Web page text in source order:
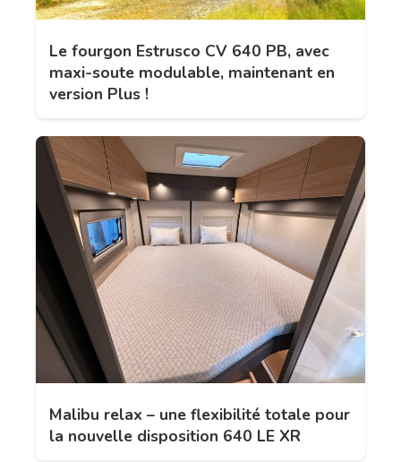
Le fourgon Estrusco CV 640 PB, avec
maxi-soute modulable, maintenant en
version Plus !
Malibu relax – une flexibilité totale pour
la nouvelle disposition 640 LE XR